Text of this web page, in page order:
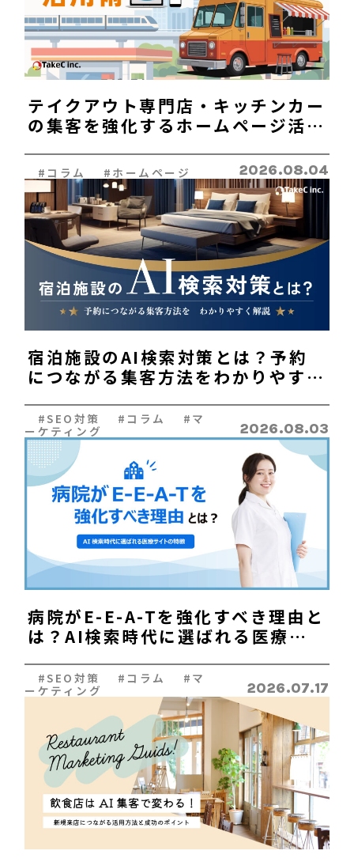
CONTACT
お問い合わせ
ADVICE
無料相談
096-200-8603
テイクアウト専門店・キッチンカー
の集客を強化するホームページ活用
略
#コラム #ホームページ 2026.08.04
宿泊施設のAI検索対策とは？予約
につながる集客方法をわかりやすく
#SEO対策 #コラム #マ
ーケティング
2026.08.03
病院がE-E-A-Tを強化すべき理由と
は？AI検索時代に選ばれる医療サ
#SEO対策 #コラム #マ
ーケティング
2026.07.17